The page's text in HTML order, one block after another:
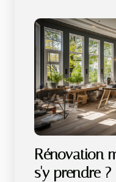
Rénovation
s'y prendre ?